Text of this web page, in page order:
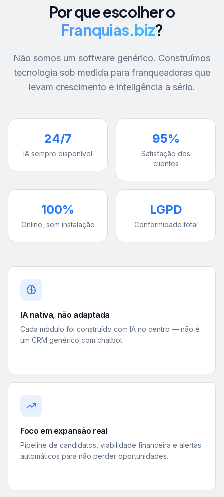
Por que escolher o
Franquias.biz?
Não somos um software genérico. Construímos
tecnologia sob medida para franqueadoras que
levam crescimento e inteligência a sério.
24/7
IA sempre disponível
95%
Satisfação dos
clientes
100%
Online, sem instalação
LGPD
Conformidade total
IA nativa, não adaptada
Cada módulo foi construído com IA no centro — não é
um CRM genérico com chatbot.
Foco em expansão real
Pipeline de candidatos, viabilidade financeira e alertas
automáticos para não perder oportunidades.